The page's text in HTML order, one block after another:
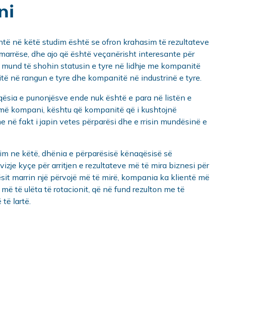
në këtë studim është se ofron krahasim të rezultateve
dhe ajo që është veçanërisht interesante për
të shohin statusin e tyre në lidhje me kompanitë
në rangun e tyre dhe kompanitë në industrinë e tyre.
e punonjësve ende nuk është e para në listën e
kompani, kështu që kompanitë që i kushtojnë
në fakt i japin vetes përparësi dhe e rrisin mundësinë e
ne këtë, dhënia e përparësisë kënaqësisë së
kyçe për arritjen e rezultateve më të mira biznesi për
marrin një përvojë më të mirë, kompania ka klientë më
të ulëta të rotacionit, që në fund rezulton me të
të lartë.